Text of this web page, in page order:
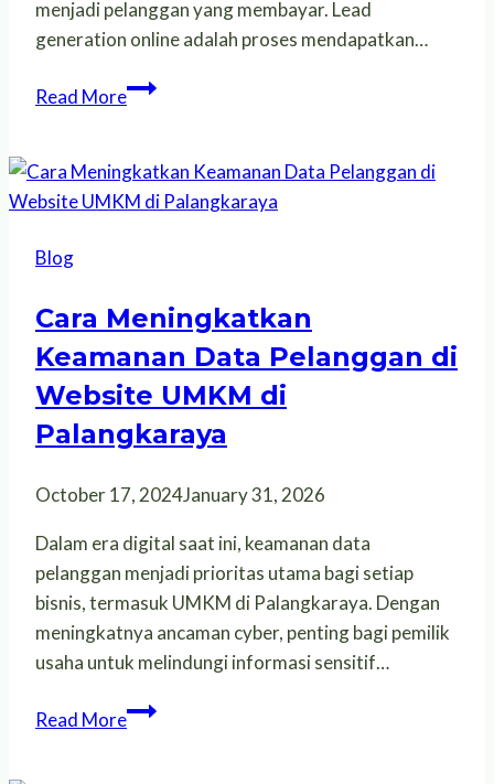
menjadi pelanggan yang membayar. Lead
generation online adalah proses mendapatkan…
Read MoreBagaimana
Online
untuk
Tinggi
di
Palangkaraya
Blog
Cara Meningkatkan
Keamanan Data Pelanggan di
Website UMKM di
Palangkaraya
October 17, 2024January 31, 2026
Dalam era digital saat ini, keamanan data
pelanggan menjadi prioritas utama bagi setiap
bisnis, termasuk UMKM di Palangkaraya. Dengan
meningkatnya ancaman cyber, penting bagi pemilik
usaha untuk melindungi informasi sensitif…
Read MoreCara